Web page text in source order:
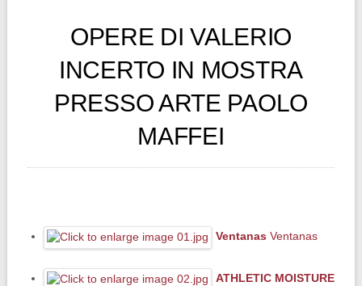
OPERE DI VALERIO
INCERTO IN MOSTRA
PRESSO ARTE PAOLO
MAFFEI
Ventanas Ventanas
ATHLETIC MOISTURE